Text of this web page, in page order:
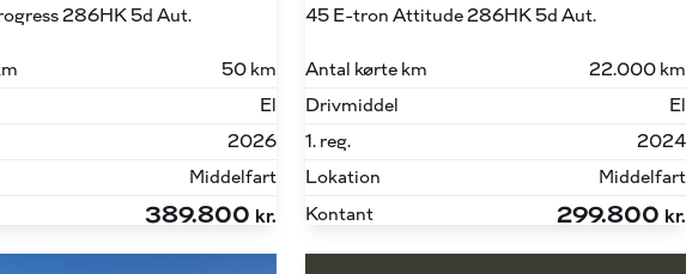
286HK 5d Aut.
50 km
El
2026
Middelfart
389.800 kr.
45 E-tron Attitude 286HK 5d Aut.
Antal kørte km
22.000 km
Drivmiddel
El
1. reg.
2024
Lokation
Middelfart
Kontant
299.800 kr.